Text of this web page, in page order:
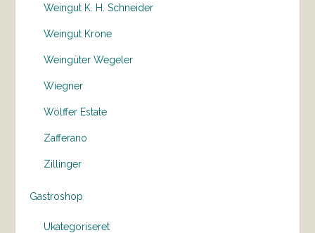
Weingut K. H. Schneider
Weingut Krone
Weingüter Wegeler
Wiegner
Wölffer Estate
Zafferano
Zillinger
Gastroshop
Ukategoriseret